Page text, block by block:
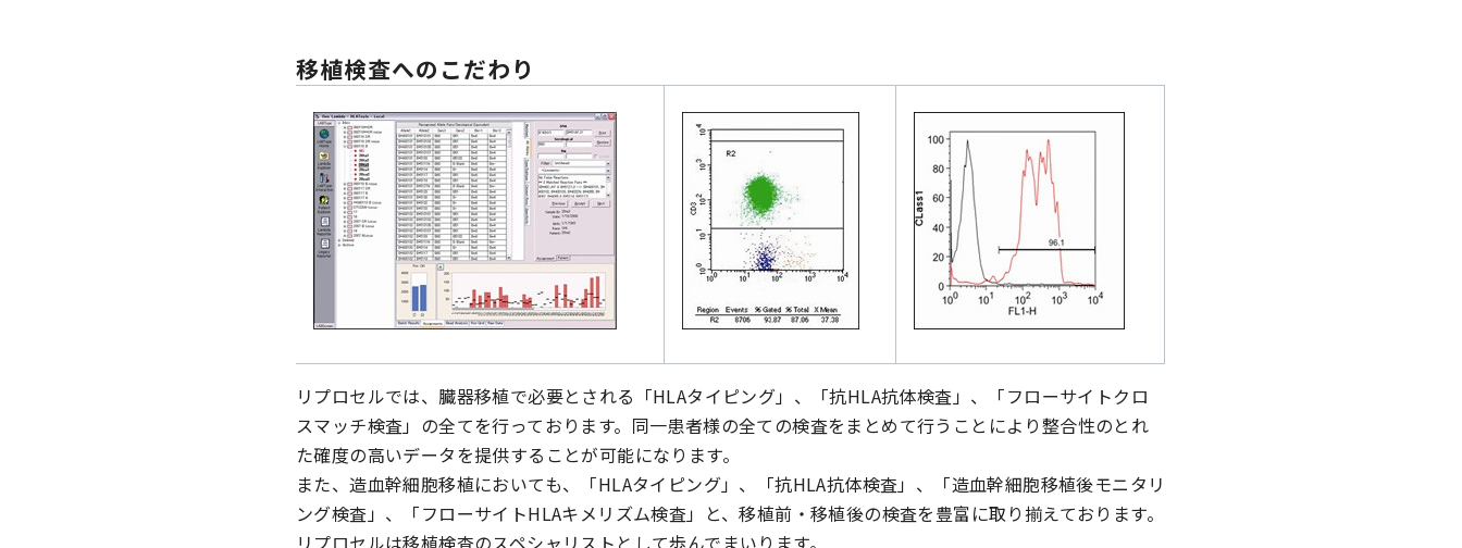
移植検査へのこだわり
リプロセルでは、臓器移植で必要とされる「HLAタイピング」、「抗HLA抗体検査」、「フローサイトクロ
スマッチ検査」の全てを行っております。同一患者様の全ての検査をまとめて行うことにより整合性のとれ
た確度の高いデータを提供することが可能になります。
また、造血幹細胞移植においても、「HLAタイピング」、「抗HLA抗体検査」、「造血幹細胞移植後モニタリ
ング検査」、「フローサイトHLAキメリズム検査」と、移植前・移植後の検査を豊富に取り揃えております。
リプロセルは移植検査のスペシャリストとして歩んでまいります。